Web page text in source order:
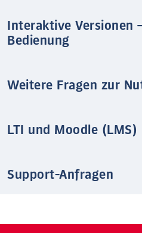
Interaktive Versionen
Bedienung
Weitere Fragen zur
LTI und Moodle (LMS)
Support-Anfragen